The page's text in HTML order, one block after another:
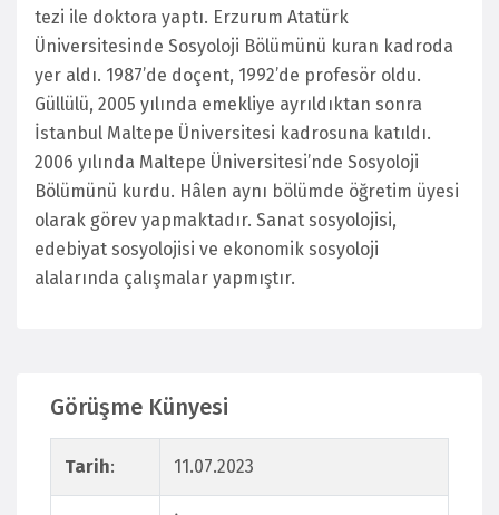
tezi ile doktora yaptı. Erzurum Atatürk
Üniversitesinde Sosyoloji Bölümünü kuran kadroda
yer aldı. 1987’de doçent, 1992’de profesör oldu.
Güllülü, 2005 yılında emekliye ayrıldıktan sonra
İstanbul Maltepe Üniversitesi kadrosuna katıldı.
2006 yılında Maltepe Üniversitesi’nde Sosyoloji
Bölümünü kurdu. Hâlen aynı bölümde öğretim üyesi
olarak görev yapmaktadır. Sanat sosyolojisi,
edebiyat sosyolojisi ve ekonomik sosyoloji
alalarında çalışmalar yapmıştır.
Görüşme Künyesi
Tarih: 11.07.2023